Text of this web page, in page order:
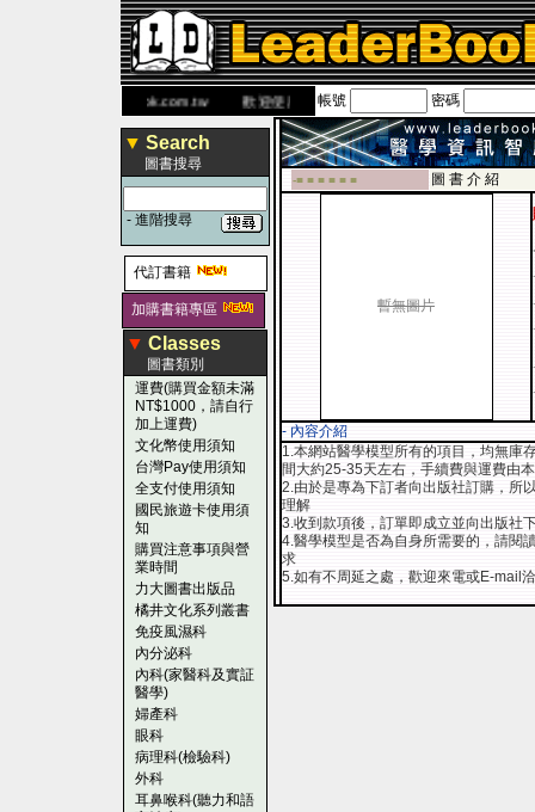
www.leaderbook.com.tw歡迎使用 國民旅遊卡！！
帳號 密碼
▼ Search
圖書搜尋
- 進階搜尋
代訂書籍
加購書籍專區
▼ Classes
圖書類別
運費(購買金額未滿
NT$1000，請自行
加上運費)
文化幣使用須知
台灣Pay使用須知
全支付使用須知
國民旅遊卡使用須
知
購買注意事項與營
業時間
力大圖書出版品
橘井文化系列叢書
免疫風濕科
內分泌科
內科(家醫科及實証
醫學)
婦產科
眼科
病理科(檢驗科)
外科
耳鼻喉科(聽力和語
-■ ■ ■ ■ ■ ■ 圖 書 介 紹
暫無圖片
- 內容介紹
1.本網站醫學模型所有的項目，均無庫
間大約25-35天左右，手續費與運費由
2.由於是專為下訂者向出版社訂購，所
理解
3.收到款項後，訂單即成立並向出版社
4.醫學模型是否為自身所需要的，請閱
求
5.如有不周延之處，歡迎來電或E-mail